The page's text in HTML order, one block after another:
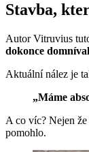
Stavba,
Autor Vitruvius
dokonce
Aktuální nález je
„Máme
A co víc? Nejen
pomohlo.